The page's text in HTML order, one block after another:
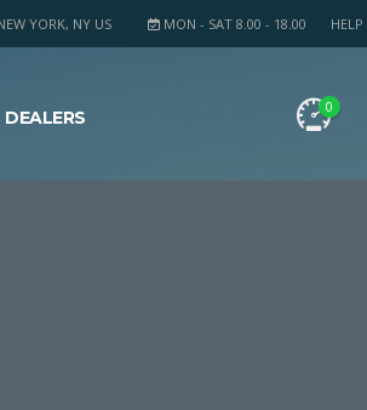
HELP
MON - SAT 8.00 - 18.00
YORK, NY US
0
DEALERS